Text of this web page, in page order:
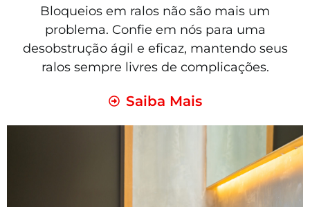
Bloqueios em ralos não são mais um
problema. Confie em nós para uma
desobstrução ágil e eficaz, mantendo seus
ralos sempre livres de complicações.
Saiba Mais